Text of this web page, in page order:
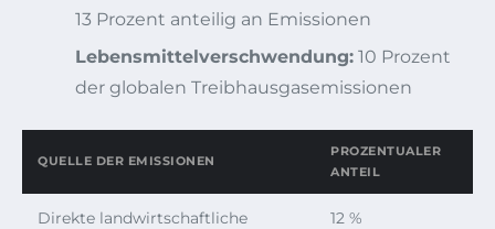
13 Prozent anteilig an Emissionen
Lebensmittelverschwendung: 10 Prozent
der globalen Treibhausgasemissionen
QUELLE DER EMISSIONEN
PROZENTUALER
ANTEIL
Direkte landwirtschaftliche
12 %